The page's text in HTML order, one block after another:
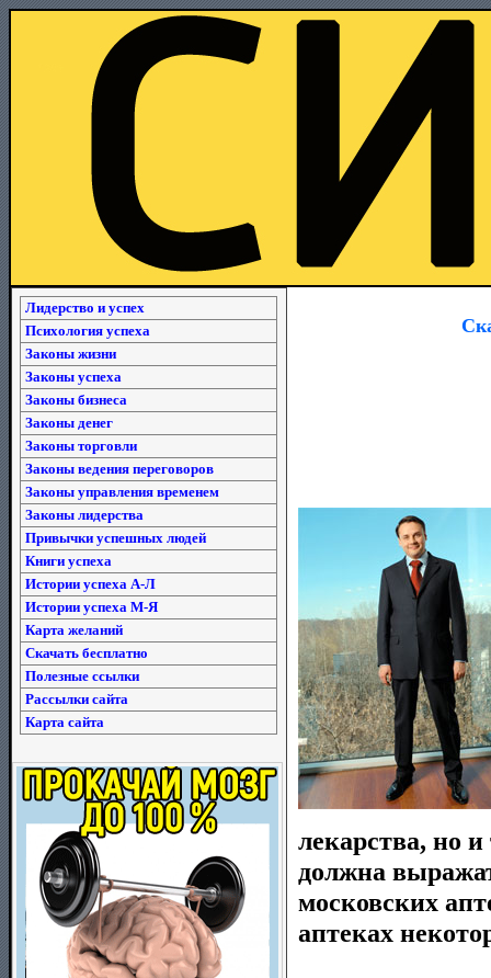
Лидерство и успех
Психология успеха
Законы жизни
Законы успеха
Законы бизнеса
Законы денег
Законы торговли
Законы ведения переговоров
Законы управления временем
Законы лидерства
Привычки успешных людей
Книги успеха
Истории успеха А-Л
Истории успеха М-Я
Карта желаний
Скачать бесплатно
Полезные ссылки
Рассылки сайта
Карта сайта
лекарства, но
должна
московских
аптеках